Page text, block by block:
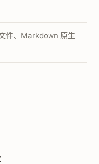
件、Markdown 原生